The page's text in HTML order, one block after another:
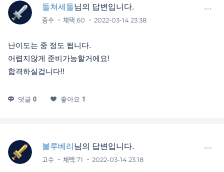
돌쳐세돌님의 답변입니다.
중수 채택 60 2022-03-14 23:38
난이도는 중 정도 됩니다.
어렵지않게 준비가능할거에요!
합격하실겁니다!!
댓글 0 좋아요 1
블루베리님의 답변입니다.
고수 채택 71 2022-03-14 23:18